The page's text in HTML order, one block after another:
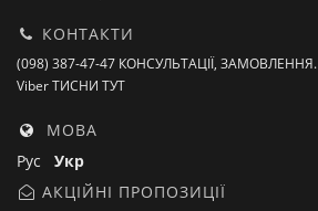
КОНТАКТИ
(098) 387-47-47 КОНСУЛЬТАЦІЇ, ЗАМОВЛЕННЯ.
Viber ТИСНИ ТУТ
МОВА
Рус Укр
АКЦІЙНІ ПРОПОЗИЦІЇ